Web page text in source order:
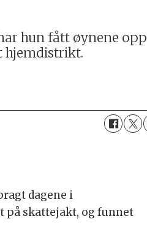
hun fått øynene opp
hjemdistrikt.
dagene i
på skattejakt, og funnet